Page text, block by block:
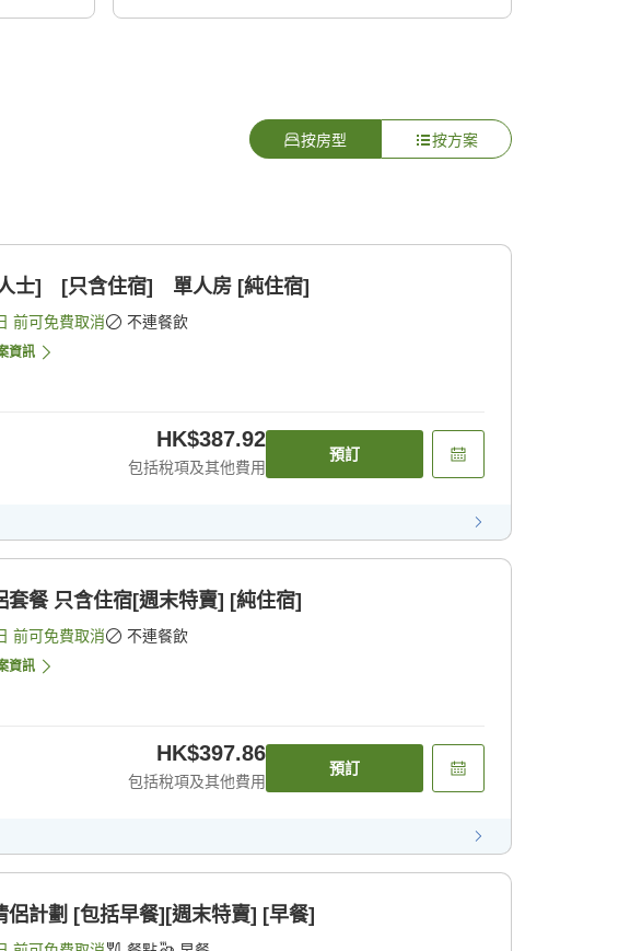
按房型 按方案
士] [只含住宿] 單人房 [純住宿]
前可免費取消 不連餐飲
資訊
HK$387.92
包括稅項及其他費用
預訂
套餐 只含住宿[週末特賣] [純住宿]
前可免費取消 不連餐飲
資訊
HK$397.86
包括稅項及其他費用
預訂
侶計劃 [包括早餐][週末特賣] [早餐]